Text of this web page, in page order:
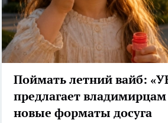
Поймать летний вайб:
предлагает
новые форматы досуга